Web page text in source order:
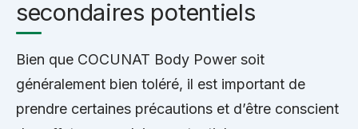
secondaires potentiels
Bien que COCUNAT Body Power soit
généralement bien toléré, il est important de
prendre certaines précautions et d’être conscient